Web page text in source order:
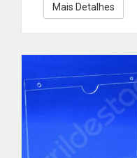
Mais Detalhes